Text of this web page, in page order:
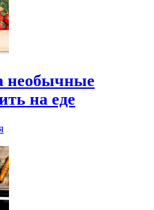
необычные
на еде